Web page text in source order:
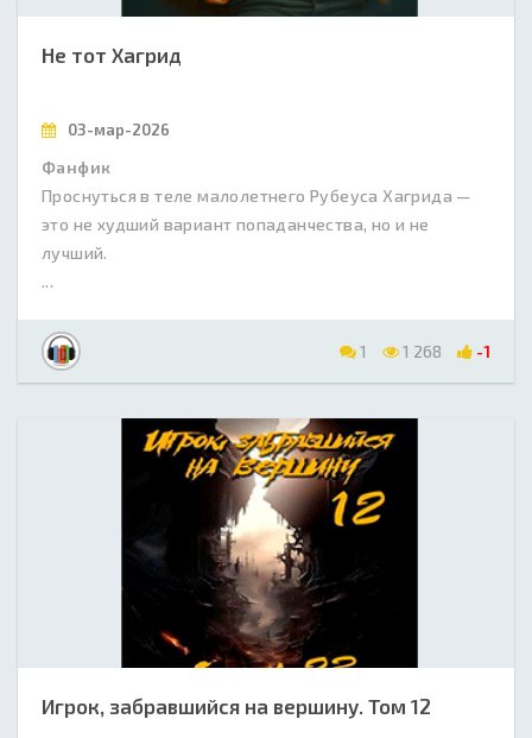
Не тот Хагрид
03-мар-2026
Фанфик
Проснуться в теле малолетнего Рубеуса Хагрида —
это не худший вариант попаданчества, но и не
лучший.
...
1 1 268 -1
Игрок, забравшийся на вершину. Том 12